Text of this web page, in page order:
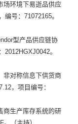
场环境下易逝品供应
号：71072165。
型产品供应链协
。
非对称信息下供货商
，项目编号：
商生产库存系统的研